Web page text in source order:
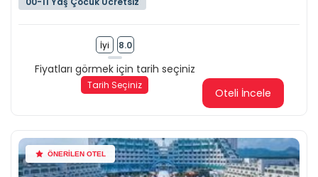
İyi 8.0
Fiyatları görmek için tarih seçiniz
Tarih Seçiniz
Oteli İncele
ÖNERİLEN OTEL